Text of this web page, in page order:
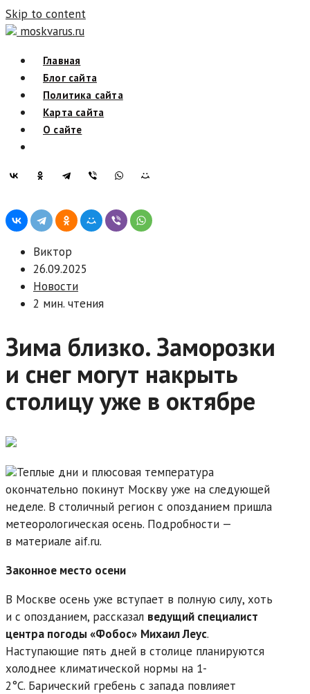
Skip to content
moskvarus.ru
Главная
Блог сайта
Политика сайта
Карта сайта
О сайте
Виктор
26.09.2025
Новости
2 мин. чтения
Зима близко. Заморозки
и снег могут накрыть
столицу уже в октябре
Теплые дни и плюсовая температура
окончательно покинут Москву уже на следующей
неделе. В столичный регион с опозданием пришла
метеорологическая осень. Подробности —
в материале aif.ru.
Законное место осени
В Москве осень уже вступает в полную силу, хоть
и с опозданием, рассказал ведущий специалист
центра погоды «Фобос» Михаил Леус.
Наступающие пять дней в столице планируются
холоднее климатической нормы на 1-
2°C. Барический гребень с запада повлияет